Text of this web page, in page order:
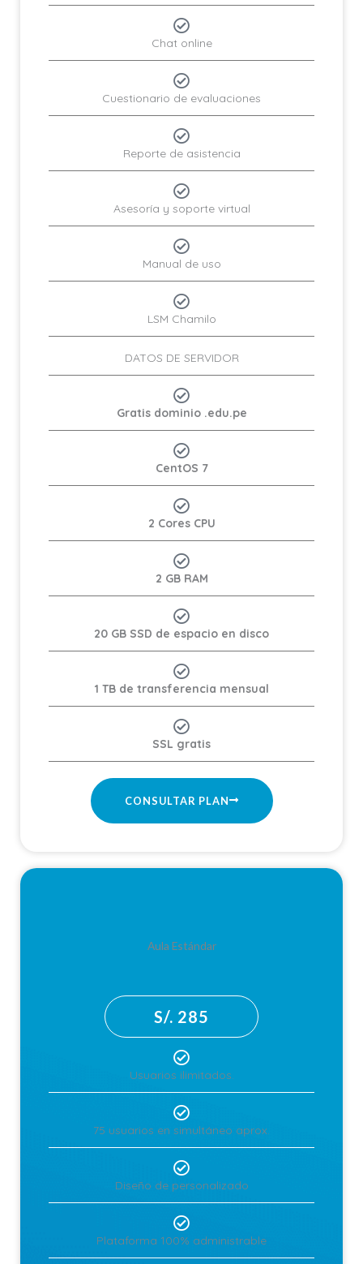
Chat online
Cuestionario de evaluaciones
Reporte de asistencia
Asesoría y soporte virtual
Manual de uso
LSM Chamilo
DATOS DE SERVIDOR
Gratis dominio .edu.pe
CentOS 7
2 Cores CPU
2 GB RAM
20 GB SSD de espacio en disco
1 TB de transferencia mensual
SSL gratis
CONSULTAR PLAN
Aula Estándar
S/. 285
Usuarios ilimitados.
75 usuarios en simultáneo aprox.
Diseño de personalizado
Plataforma 100% administrable